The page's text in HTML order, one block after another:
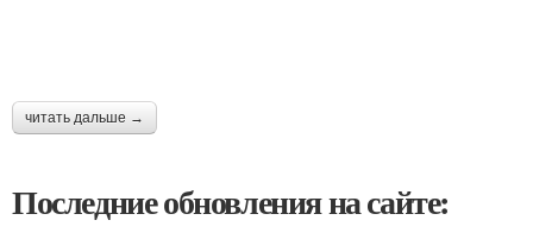
читать дальше →
Последние обновления на сайте: